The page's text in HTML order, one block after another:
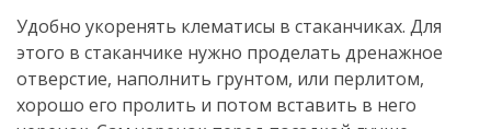
Удобно укоренять клематисы в стаканчиках. Для
этого в стаканчике нужно проделать дренажное
отверстие, наполнить грунтом, или перлитом,
хорошо его пролить и потом вставить в него